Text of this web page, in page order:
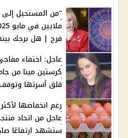
فرح | هل برجك
عاجل: اختفاء
كرستين مينا
قلق أسرتها
عاجل من اتحاد
ستشهد ارتفاعًا